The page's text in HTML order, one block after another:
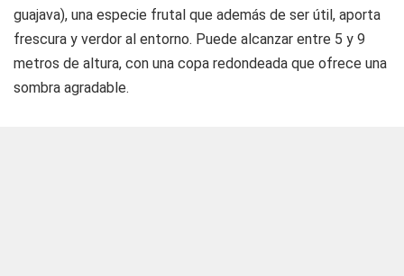
guajava), una especie frutal que además de ser útil, aporta
frescura y verdor al entorno. Puede alcanzar entre 5 y 9
metros de altura, con una copa redondeada que ofrece una
sombra agradable.